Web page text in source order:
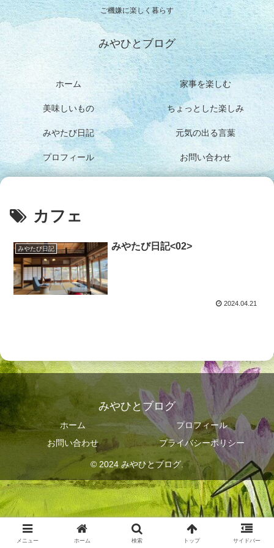
ご機嫌に楽しく暮らす
みやひとブログ
ホーム 家事を楽しむ
美味しいもの ちょっとした楽しみ
みやたび日記 元気の出る言葉
プロフィール お問い合わせ
カフェ
みやたび日記 みやたび日記<02>
2024.04.21
みやひとブログ
ホーム
プロフィール
お問い合わせ
プライバシーポリシー
© 2024 みやひとブログ.
メニュー ホーム 検索 トップ サイドバー